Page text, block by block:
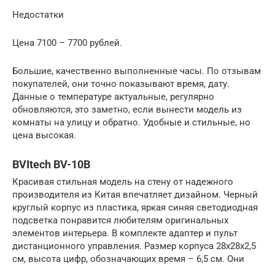
Недостатки
Цена 7100 – 7700 рублей.
Большие, качественно выполненные часы. По отзывам
покупателей, они точно показывают время, дату.
Данные о температуре актуальные, регулярно
обновляются, это заметно, если вынести модель из
комнаты на улицу и обратно. Удобные и стильные, но
цена высокая.
BVItech BV-10B
Красивая стильная модель на стену от надежного
производителя из Китая впечатляет дизайном. Черный
круглый корпус из пластика, яркая синяя светодиодная
подсветка понравится любителям оригинальных
элементов интерьера. В комплекте адаптер и пульт
дистанционного управления. Размер корпуса 28х28х2,5
см, высота цифр, обозначающих время – 6,5 см. Они